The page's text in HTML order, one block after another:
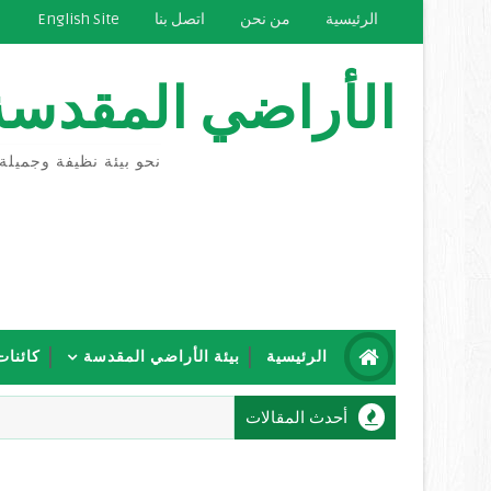
الرئيسية من نحن اتصل بنا English Site
الأراضي
نحو بيئة نظيفة وجميلة
الرئيسية بيئة الأراضي المقدسة
أحدث المقالات